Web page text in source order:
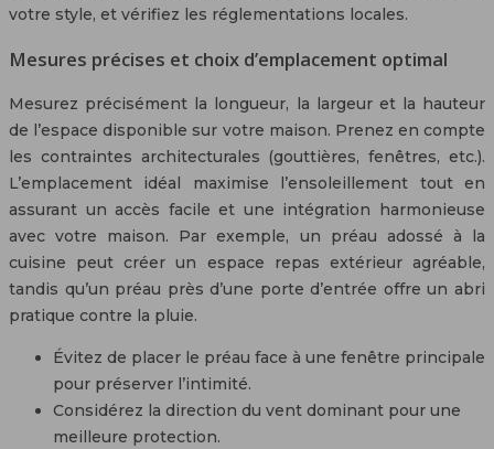
votre style, et vérifiez les réglementations locales.
Mesures précises et choix d’emplacement optimal
Mesurez précisément la longueur, la largeur et la hauteur
de l’espace disponible sur votre maison. Prenez en compte
les contraintes architecturales (gouttières, fenêtres, etc.).
L’emplacement idéal maximise l’ensoleillement tout en
assurant un accès facile et une intégration harmonieuse
avec votre maison. Par exemple, un préau adossé à la
cuisine peut créer un espace repas extérieur agréable,
tandis qu’un préau près d’une porte d’entrée offre un abri
pratique contre la pluie.
Évitez de placer le préau face à une fenêtre principale
pour préserver l’intimité.
Considérez la direction du vent dominant pour une
meilleure protection.